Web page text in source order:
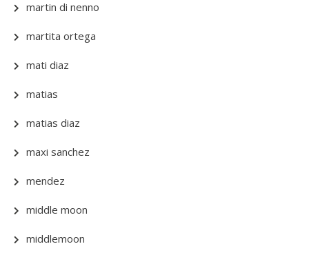
martin di nenno
martita ortega
mati diaz
matias
matias diaz
maxi sanchez
mendez
middle moon
middlemoon